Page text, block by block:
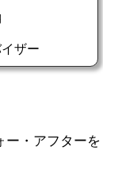
ー・アフターを